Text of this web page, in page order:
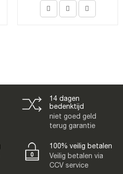
14 dagen
bedenktijd
niet goed geld
terug garantie
100% veilig betalen
Veilig betalen via
CCV service